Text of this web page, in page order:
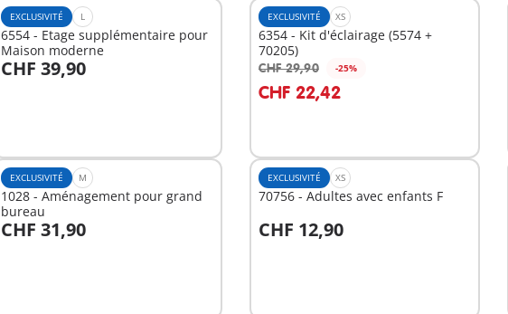
EXCLUSIVITÉ L
6554 - Etage supplémentaire pour
Maison moderne
CHF 39,90
Au panier
EXCLUSIVITÉ XS
6354 - Kit d'éclairage (5574 +
70205)
CHF 29,90 -25%
CHF 22,42
EXCLUSIVITÉ M
1028 - Aménagement pour grand
bureau
CHF 31,90
Au panier
EXCLUSIVITÉ XS
70756 - Adultes avec enfants F
CHF 12,90
Au panier